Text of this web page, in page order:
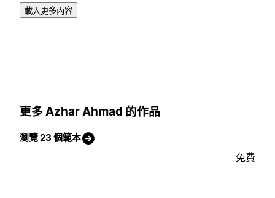
載入更多內容
更多 Azhar Ahmad 的作品
瀏覽 23 個範本
免費